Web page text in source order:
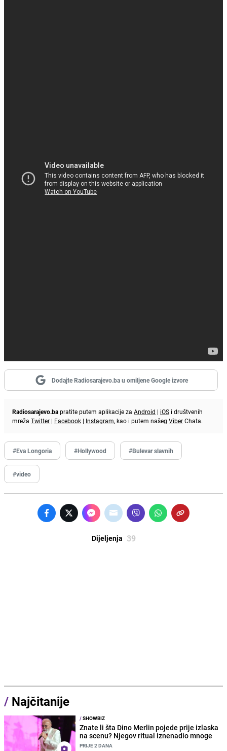
Dodajte Radiosarajevo.ba u omiljene Google izvore
Radiosarajevo.bapratite putem aplikacije za Android | iOS i društvenih
mreža Twitter | Facebook | Instagram, kao i putem našeg ViberChata.
#Eva Longoria #Hollywood #Bulevar slavnih
#video
Dijeljenja 39
/ Najčitanije
/SHOWBIZ
Znate li šta Dino Merlin pojede prije izlaska
na scenu? Njegov ritual iznenadio mnoge
PRIJE 2 DANA